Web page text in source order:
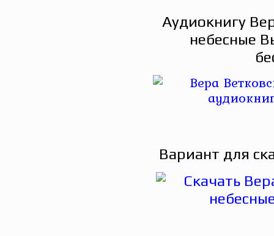
Аудиокнигу
небесные
Вариант для